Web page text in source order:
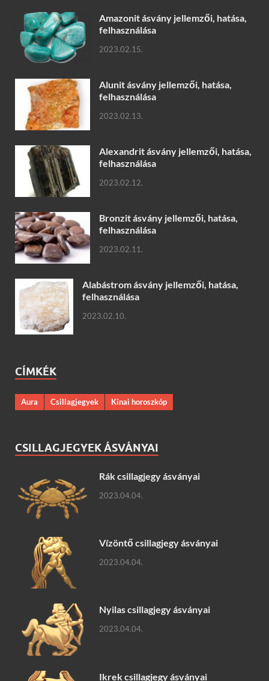
Amazonit ásvány jellemzői, hatása,
felhasználása
2023.02.15.
Alunit ásvány jellemzői, hatása,
felhasználása
2023.02.13.
Alexandrit ásvány jellemzői, hatása,
felhasználása
2023.02.12.
Bronzit ásvány jellemzői, hatása,
felhasználása
2023.02.11.
Alabástrom ásvány jellemzői, hatása,
felhasználása
2023.02.10.
CÍMKÉK
Aura Csillagjegyek Kínai horoszkóp
CSILLAGJEGYEK ÁSVÁNYAI
Rák csillagjegy ásványai
2023.04.04.
Vízöntő csillagjegy ásványai
2023.04.04.
Nyilas csillagjegy ásványai
2023.04.04.
Ikrek csillagjegy ásványai